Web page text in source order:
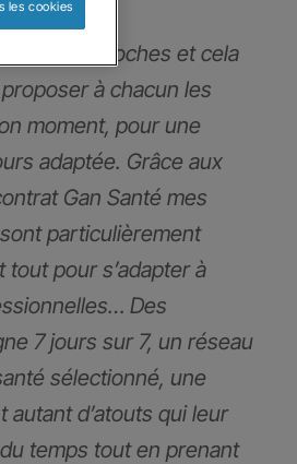
très proches et cela
à chacun les
moment, pour une
adaptée. Grâce aux
Gan Santé mes
particulièrement
tout pour s’adapter à
Des
7 jours sur 7, un réseau
sélectionné, une
autant d’atouts qui leur
temps tout en prenant
les cookies